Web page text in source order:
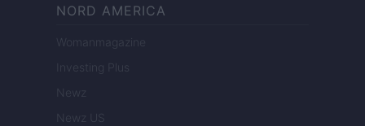
NORD AMERICA
Womanmagazine
Investing Plus
Newz
Newz US